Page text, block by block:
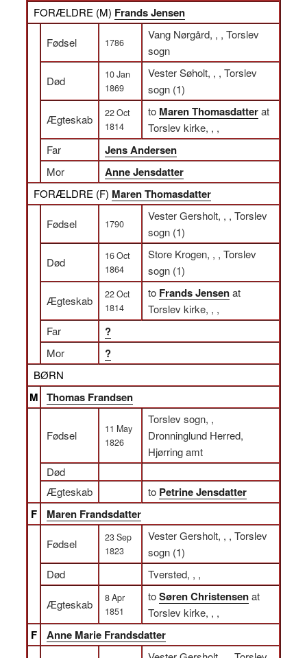
FORÆLDRE (M) Frands Jensen
Fødsel 1786
Vang Nørgård, , , Torslev
sogn
Død
10 Jan
1869
Vester Søholt, , , Torslev
sogn (1)
Ægteskab
22 Oct
1814
to Maren Thomasdatterat
Torslev kirke, , ,
Far
Jens Andersen
Mor Anne Jensdatter
FORÆLDRE (F) Maren Thomasdatter
Fødsel 1790
Vester Gersholt, , , Torslev
sogn (1)
Død
16 Oct
1864
Store Krogen, , , Torslev
sogn (1)
Ægteskab
22 Oct
1814
to Frands Jensenat
Torslev kirke, , ,
Far
?
Mor ?
BØRN
M Thomas Frandsen
Fødsel
11 May
1826
Torslev sogn, ,
Dronninglund Herred,
Hjørring amt
Død
Ægteskab
to Petrine Jensdatter
F
Maren Frandsdatter
Fødsel
23 Sep
1823
Vester Gersholt, , , Torslev
sogn (1)
Død
Tversted, , ,
Ægteskab
8 Apr
1851
toSøren Christensenat
Torslev kirke, , ,
F Anne Marie Frandsdatter